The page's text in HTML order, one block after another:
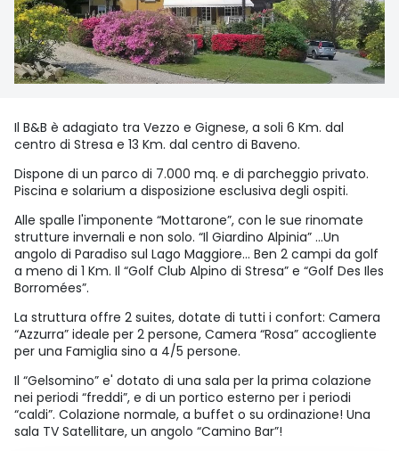
Il B&B è adagiato tra Vezzo e Gignese, a soli 6 Km. dal
centro di Stresa e 13 Km. dal centro di Baveno.
Dispone di un parco di 7.000 mq. e di parcheggio privato.
Piscina e solarium a disposizione esclusiva degli ospiti.
Alle spalle l'imponente “Mottarone”, con le sue rinomate
strutture invernali e non solo. “Il Giardino Alpinia” …Un
angolo di Paradiso sul Lago Maggiore... Ben 2 campi da golf
a meno di 1 Km. Il “Golf Club Alpino di Stresa” e “Golf Des Iles
Borromées”.
La struttura offre 2 suites, dotate di tutti i confort: Camera
“Azzurra” ideale per 2 persone, Camera “Rosa” accogliente
per una Famiglia sino a 4/5 persone.
Il “Gelsomino” e' dotato di una sala per la prima colazione
nei periodi “freddi”, e di un portico esterno per i periodi
“caldi”. Colazione normale, a buffet o su ordinazione! Una
sala TV Satellitare, un angolo “Camino Bar”!